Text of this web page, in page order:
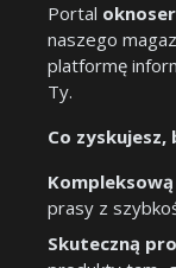
Portal
naszego
platformę
Ty.
Co zyskujesz,
prasy z
Skuteczną